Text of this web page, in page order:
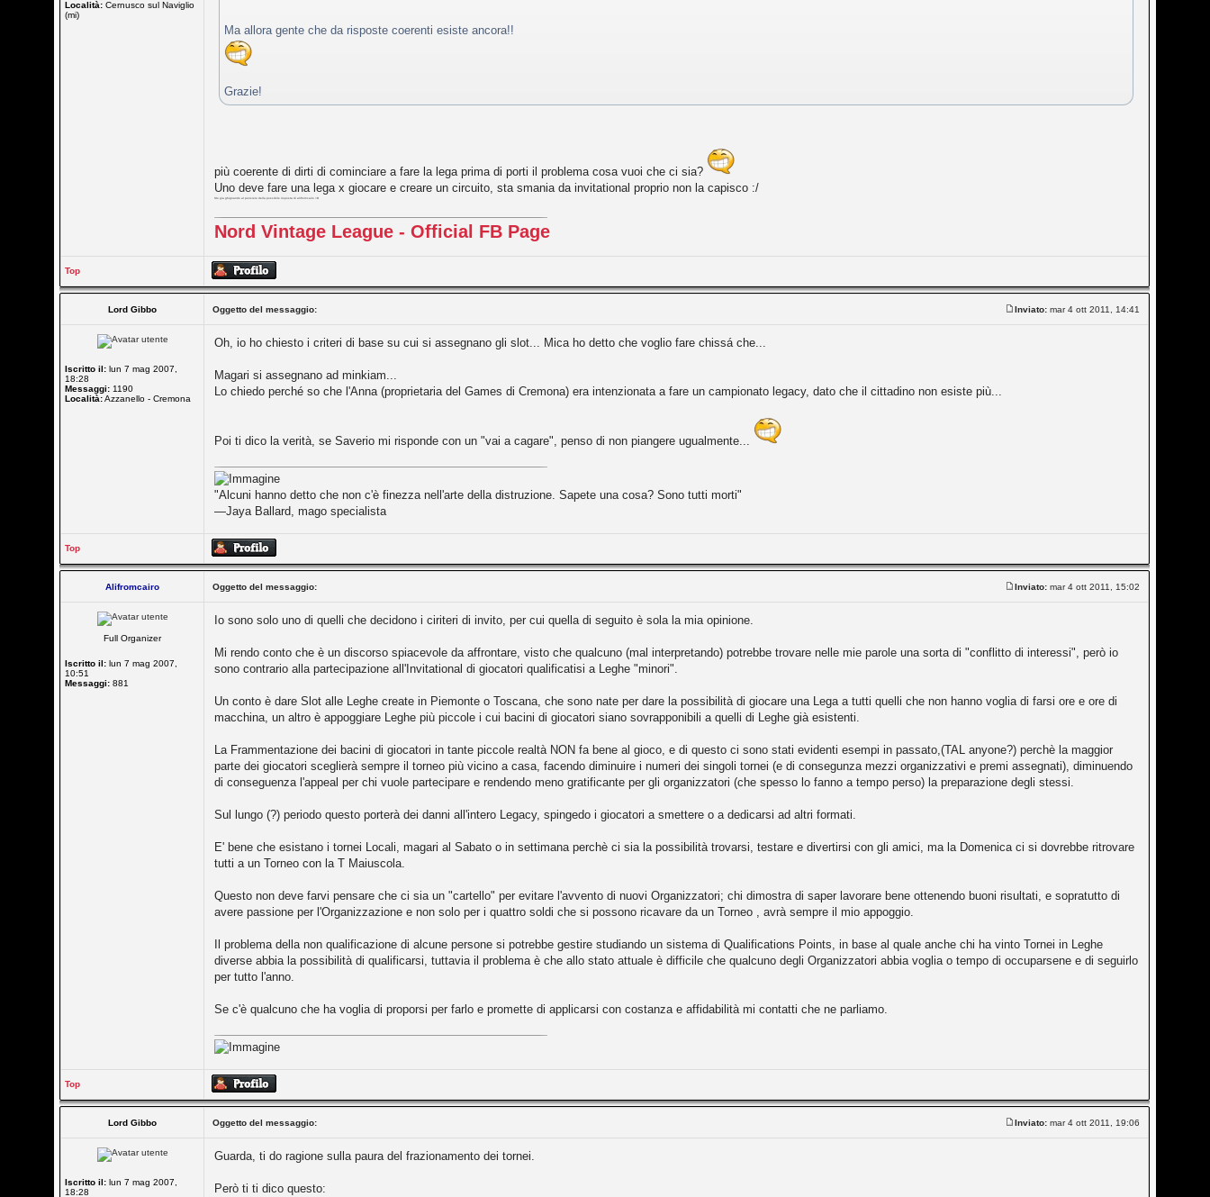
Località: Cernusco sul Naviglio
(mi)
Ma allora gente che da risposte coerenti esiste ancora!!
Grazie!
più coerente di dirti di cominciare a fare la lega prima di porti il problema cosa vuoi che ci sia?
Uno deve fare una lega x giocare e creare un circuito, sta smania da invitational proprio non la capisco :/
Sto gia ghignando al pensiero della possibile risposta di alifromcairo =D
Nord Vintage League - Official FB Page
Top
Lord Gibbo Oggetto del messaggio: Inviato: mar 4 ott 2011, 14:41
Iscritto il: lun 7 mag 2007,
18:28
Messaggi: 1190
Località:Azzanello - Cremona
Oh, io ho chiesto i criteri di base su cui si assegnano gli slot... Mica ho detto che voglio fare chissá che...
Magari si assegnano ad minkiam...
Lo chiedo perché so che l'Anna (proprietaria del Games di Cremona) era intenzionata a fare un campionato legacy, dato che il cittadino non esiste più...
Poi ti dico la verità, se Saverio mi risponde con un "vai a cagare", penso di non piangere ugualmente...
"Alcuni hanno detto che non c'è finezza nell'arte della distruzione. Sapete una cosa? Sono tutti morti"
—Jaya Ballard, mago specialista
Top
Alifromcairo Oggetto del messaggio: Inviato: mar 4 ott 2011, 15:02
Full Organizer
Iscritto il: lun 7 mag 2007,
10:51
Messaggi: 881
Io sono solo uno di quelli che decidono i ciriteri di invito, per cui quella di seguito è sola la mia opinione.
Mi rendo conto che è un discorso spiacevole da affrontare, visto che qualcuno (mal interpretando) potrebbe trovare nelle mie parole una sorta di "conflitto di interessi", però io
sono contrario alla partecipazione all'Invitational di giocatori qualificatisi a Leghe "minori".
Un conto è dare Slot alle Leghe create in Piemonte o Toscana, che sono nate per dare la possibilità di giocare una Lega a tutti quelli che non hanno voglia di farsi ore e ore di
macchina, un altro è appoggiare Leghe più piccole i cui bacini di giocatori siano sovrapponibili a quelli di Leghe già esistenti.
La Frammentazione dei bacini di giocatori in tante piccole realtà NON fa bene al gioco, e di questo ci sono stati evidenti esempi in passato,(TAL anyone?) perchè la maggior
parte dei giocatori sceglierà sempre il torneo più vicino a casa, facendo diminuire i numeri dei singoli tornei (e di consegunza mezzi organizzativi e premi assegnati), diminuendo
di conseguenza l'appeal per chi vuole partecipare e rendendo meno gratificante per gli organizzatori (che spesso lo fanno a tempo perso) la preparazione degli stessi.
Sul lungo (?) periodo questo porterà dei danni all'intero Legacy, spingedo i giocatori a smettere o a dedicarsi ad altri formati.
E' bene che esistano i tornei Locali, magari al Sabato o in settimana perchè ci sia la possibilità trovarsi, testare e divertirsi con gli amici, ma la Domenica ci si dovrebbe ritrovare
tutti a un Torneo con la T Maiuscola.
Questo non deve farvi pensare che ci sia un "cartello" per evitare l'avvento di nuovi Organizzatori; chi dimostra di saper lavorare bene ottenendo buoni risultati, e sopratutto di
avere passione per l'Organizzazione e non solo per i quattro soldi che si possono ricavare da un Torneo , avrà sempre il mio appoggio.
Il problema della non qualificazione di alcune persone si potrebbe gestire studiando un sistema di Qualifications Points, in base al quale anche chi ha vinto Tornei in Leghe
diverse abbia la possibilità di qualificarsi, tuttavia il problema è che allo stato attuale è difficile che qualcuno degli Organizzatori abbia voglia o tempo di occuparsene e di seguirlo
per tutto l'anno.
Se c'è qualcuno che ha voglia di proporsi per farlo e promette di applicarsi con costanza e affidabilità mi contatti che ne parliamo.
Top
Lord Gibbo Oggetto del messaggio: Inviato: mar 4 ott 2011, 19:06
Iscritto il: lun 7 mag 2007,
18:28
Guarda, ti do ragione sulla paura del frazionamento dei tornei.
Però ti ti dico questo: